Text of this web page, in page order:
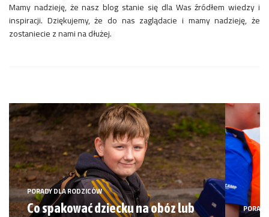
Mamy nadzieję, że nasz blog stanie się dla Was źródłem wiedzy i
inspiracji. Dziękujemy, że do nas zaglądacie i mamy nadzieję, że
zostaniecie z nami na dłużej.
PORADY DLA RODZICÓW
Co spakować dziecku na obóz lub